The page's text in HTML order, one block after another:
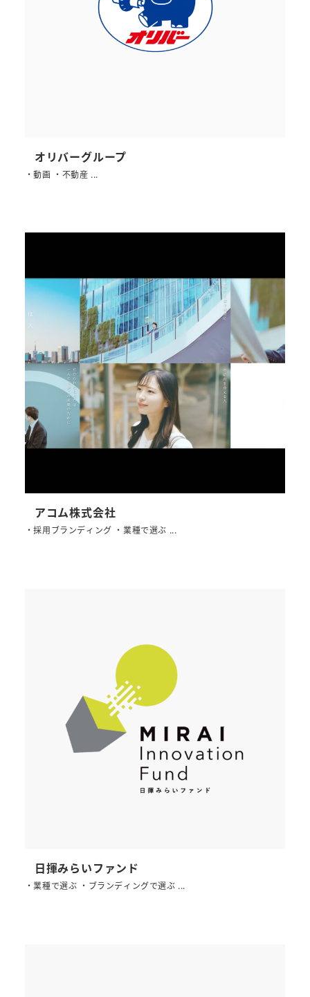
オリバーグループ
・動画 ・不動産 ...
アコム株式会社
・採用ブランディング ・業種で選ぶ ...
日揮みらいファンド
・業種で選ぶ ・ブランディングで選ぶ ...